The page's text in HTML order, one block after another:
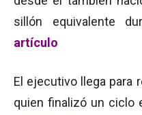
sillón equivalente
artículo
El ejecutivo llega para
quien finalizó un ciclo